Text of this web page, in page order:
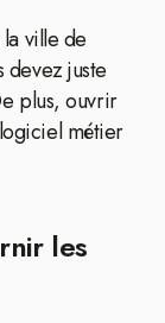
ville de
devez juste
plus, ouvrir
métier
les